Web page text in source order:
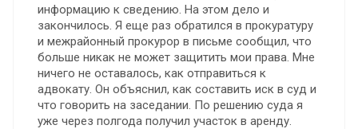
информацию к сведению. На этом дело и
закончилось. Я еще раз обратился в прокуратуру
и межрайонный прокурор в письме сообщил, что
больше никак не может защитить мои права. Мне
ничего не оставалось, как отправиться к
адвокату. Он объяснил, как составить иск в суд и
что говорить на заседании. По решению суда я
уже через полгода получил участок в аренду.